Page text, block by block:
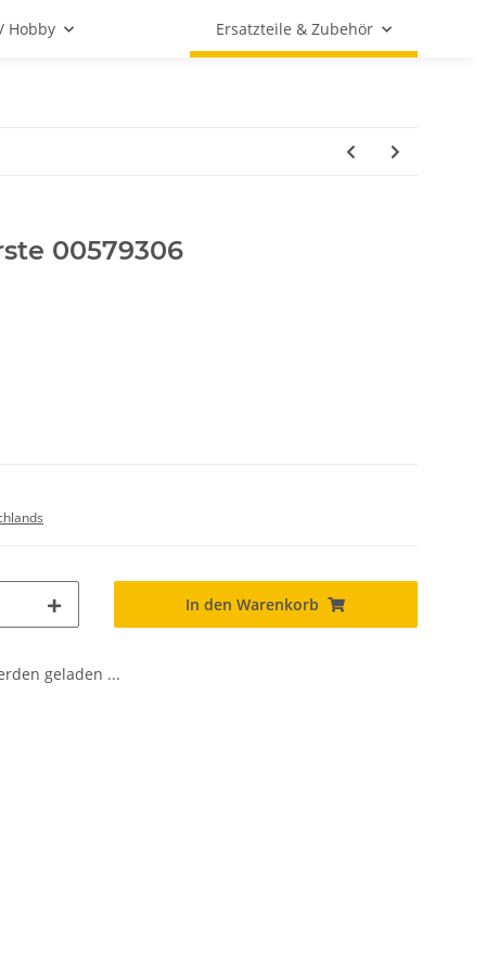
Hobby Ersatzteile & Zubehör
00579306
In den Warenkorb
geladen ...